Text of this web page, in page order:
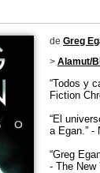
de Greg
> Alamut/
“Todos y
Fiction
“El
a Egan.” -
“Greg
- The New